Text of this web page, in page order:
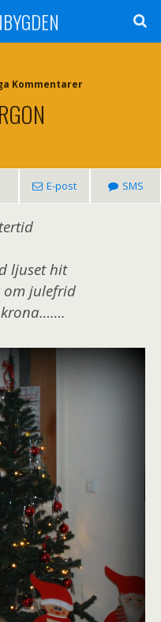
Kommentarer
E-post SMS
ljuset hit
om julefrid